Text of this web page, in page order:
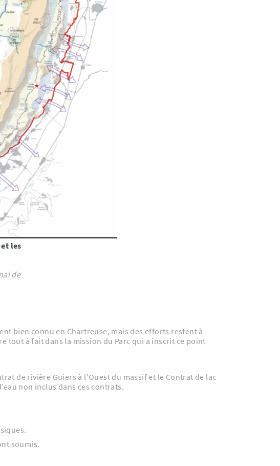
les
de
bien connu en Chartreuse, mais des efforts restent à
tout à fait dans la mission du Parc qui a inscrit ce point
de lac
non inclus dans ces contrats.
soumis.